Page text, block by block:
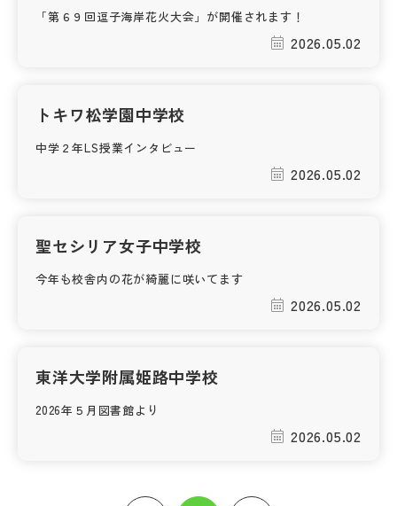
「第６９回逗子海岸花火大会」が開催されます！
2026.05.02
トキワ松学園中学校
中学２年LS授業インタビュー
2026.05.02
聖セシリア女子中学校
今年も校舎内の花が綺麗に咲いてます
2026.05.02
東洋大学附属姫路中学校
2026年５月図書館より
2026.05.02